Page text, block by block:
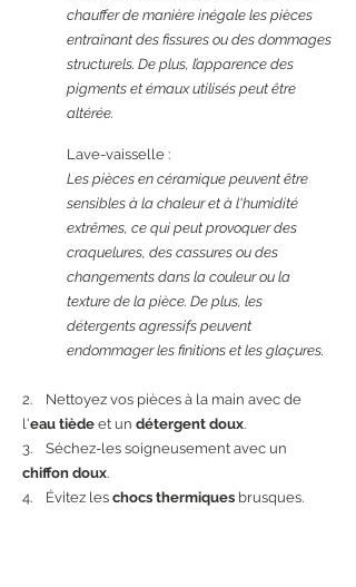
chauffer de manière inégale les pièces
entraînant des fissures ou des dommages
structurels. De plus, l’apparence des
pigments et émaux utilisés peut être
altérée.
Lave-vaisselle :
Les pièces en céramique peuvent être
sensibles à la chaleur et à l'humidité
extrêmes, ce qui peut provoquer des
craquelures, des cassures ou des
changements dans la couleur ou la
texture de la pièce. De plus, les
détergents agressifs peuvent
endommager les finitions et les glaçures.
2. Nettoyez vos pièces à la main avec de
l'eau tiède et un détergent doux.
3. Séchez-les soigneusement avec un
chiffon doux.
4. Évitez les chocs thermiques brusques.